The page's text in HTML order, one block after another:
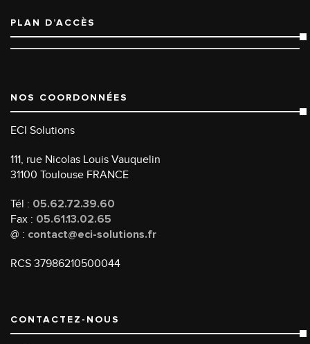
PLAN D’ACCÈS
NOS COORDONNÉES
ECI Solutions
111, rue Nicolas Louis Vauquelin
31100 Toulouse FRANCE
Tél : 05.62.72.39.60
Fax : 05.61.13.02.65
@ : contact@eci-solutions.fr
RCS 37986210500044
CONTACTEZ-NOUS